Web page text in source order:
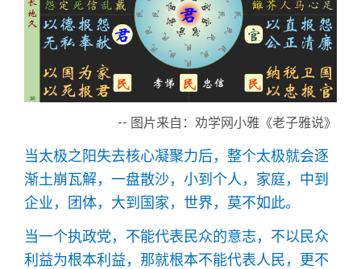
-- 图片来自：劝学网小雅《老子雅说》
当太极之阳失去核心凝聚力后，整个太极就会逐
渐土崩瓦解，一盘散沙，小到个人，家庭，中到
企业，团体，大到国家，世界，莫不如此。
当一个执政党，不能代表民众的意志，不以民众
利益为根本利益，那就根本不能代表人民，更不